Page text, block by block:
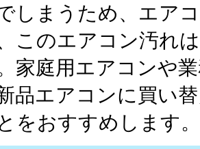
しまうため、エア
このエアコン汚れ
家庭用エアコンや
品エアコンに買い
をおすすめします。